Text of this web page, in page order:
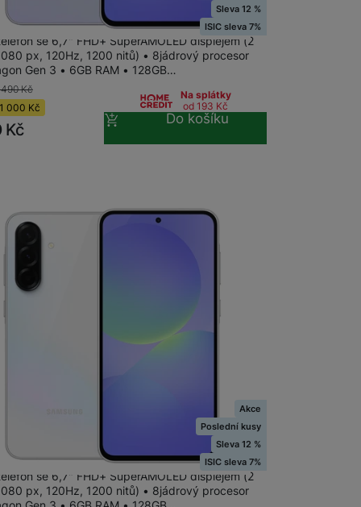
Stolní pevné linky
Galaxy A36 5G 6+128GB LavenderSleva 12 %
ISIC sleva 7%
se 6,7" FHD+ SuperAMOLED displejem (2
px, 120Hz, 1200 nitů) • 8jádrový procesor
Gen 3 • 6GB RAM • 128GB…
490Kč
1 000 Kč
Kč
Na splátky
od 193 Kč
Do košíku
Galaxy A36 5G 6+128GB Light Gray
prodejně
Akce
Poslední kusy
Sleva 12 %
ISIC sleva 7%
se 6,7" FHD+ SuperAMOLED displejem (2
px, 120Hz, 1200 nitů) • 8jádrový procesor